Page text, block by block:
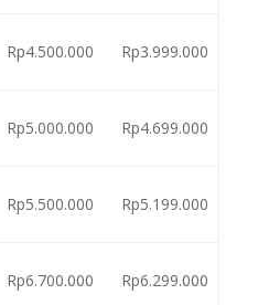
Rp4.500.000 Rp3.999.000
Rp5.000.000 Rp4.699.000
Rp5.500.000 Rp5.199.000
Rp6.700.000 Rp6.299.000